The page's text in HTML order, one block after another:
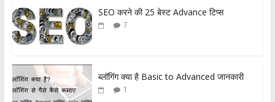
SEO करने की 25 बेस्ट Advance टिप्स
7
ब्लॉगिंग क्या है Basic to Advanced जानकारी
1